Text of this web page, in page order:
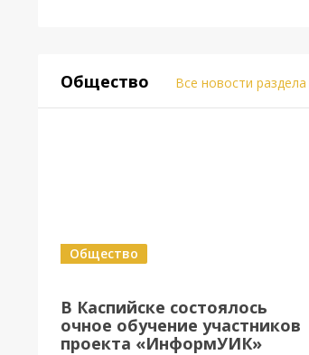
Общество Все новости раздела
В Каспийске состоялось
очное обучение участников
проекта «ИнформУИК»
Общество